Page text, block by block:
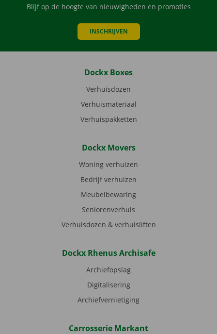
Blijf op de hoogte van nieuwigheden en promoties
INSCHRIJVEN
Dockx Boxes
Verhuisdozen
Verhuismateriaal
Verhuispakketten
Dockx Movers
Woning verhuizen
Bedrijf verhuizen
Meubelbewaring
Seniorenverhuis
Verhuisdozen & verhuisliften
Dockx Rhenus Archisafe
Archiefopslag
Digitalisering
Archiefvernietiging
Carrosserie Markant